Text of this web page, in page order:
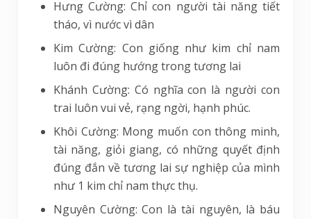
Hưng Cường: Chỉ con người tài năng tiết
tháo, vì nước vì dân
Kim Cường: Con giống như kim chỉ nam
luôn đi đúng hướng trong tương lai
Khánh Cường: Có nghĩa con là người con
trai luôn vui vẻ, rạng ngời, hạnh phúc.
Khôi Cường: Mong muốn con thông minh,
tài năng, giỏi giang, có những quyết định
đúng đắn về tương lai sự nghiệp của mình
như 1 kim chỉ nam thực thụ.
Nguyên Cường: Con là tài nguyên, là báu